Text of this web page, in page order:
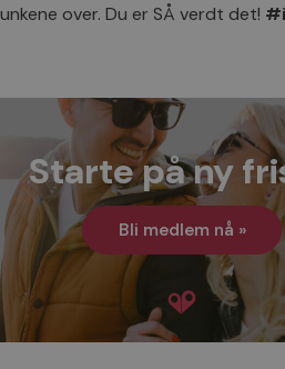
over. Du er SÅ verdt det!
Starte på ny
Bli medlem nå »